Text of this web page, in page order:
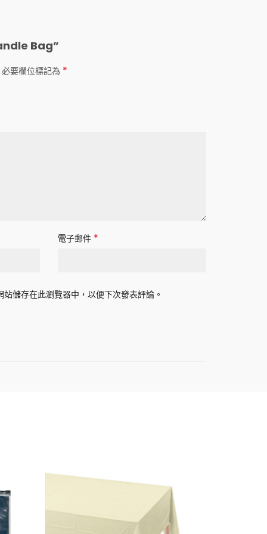
Bag”
必要欄位標記為 *
電子郵件 *
儲存在此瀏覽器中，以便下次發表評論。